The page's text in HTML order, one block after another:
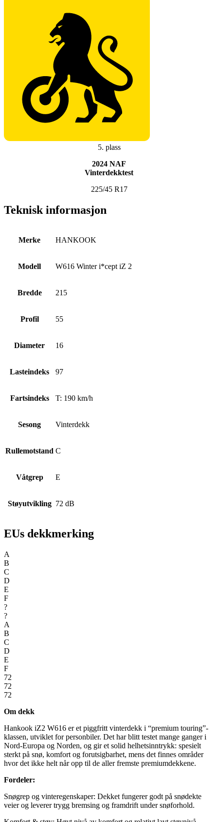
5. plass
2024 NAF
Vinterdekktest
225/45 R17
Teknisk informasjon
Merke HANKOOK
Modell W616 Winter i*cept iZ 2
Bredde 215
Profil 55
Diameter 16
Lasteindeks 97
Fartsindeks T: 190 km/h
Sesong Vinterdekk
Rullemotstand C
Våtgrep E
Støyutvikling 72 dB
EUs dekkmerking
A
B
C
D
E
F
?
?
A
B
C
D
E
F
72
72
72
Om dekk
Hankook iZ2 W616 er et piggfritt vinterdekk i “premium touring”-
klassen, utviklet for personbiler. Det har blitt testet mange ganger i
Nord-Europa og Norden, og gir et solid helhetsinntrykk: spesielt
sterkt på snø, komfort og forutsigbarhet, mens det finnes områder
hvor det ikke helt når opp til de aller fremste premiumdekkene.
Fordeler:
Snøgrep og vinteregenskaper: Dekket fungerer godt på snødekte
veier og leverer trygg bremsing og framdrift under snøforhold.